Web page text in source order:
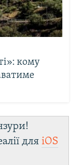
кому
для iOS